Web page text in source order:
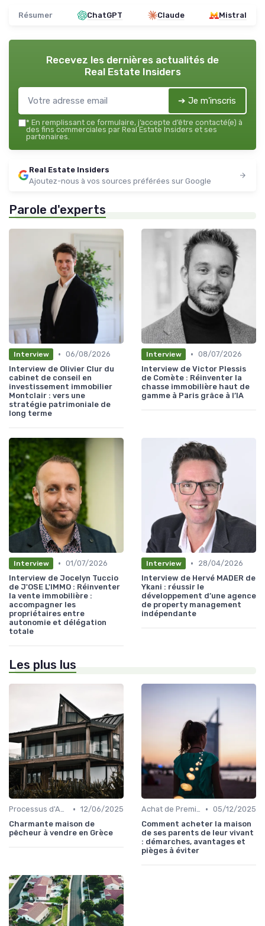
Résumer ChatGPT Claude Mistral
Recevez les dernières actualités de
Real Estate Insiders
➔ Je m'inscris
* En remplissant ce formulaire, j’accepte d’être contacté(e) à
des fins commerciales par Real Estate Insiders et ses
partenaires.
Real Estate Insiders
Ajoutez-nous à vos sources préférées sur Google
Parole d'experts
Interview • 06/08/2026
Interview de Olivier Clur du
cabinet de conseil en
investissement immobilier
Montclair : vers une
stratégie patrimoniale de
long terme
Interview • 08/07/2026
Interview de Victor Plessis
de Comète : Réinventer la
chasse immobilière haut de
gamme à Paris grâce à l’IA
Interview • 01/07/2026
Interview de Jocelyn Tuccio
de J'OSE L'IMMO : Réinventer
la vente immobilière :
accompagner les
propriétaires entre
autonomie et délégation
totale
Interview •
28/04/2026
Interview de Hervé MADER de
Ykani : réussir le
développement d’une agence
de property management
indépendante
Les plus lus
Processus d'Achat Immobilier • 12/06/2025
Charmante maison de
pêcheur à vendre en Grèce
Achat de Première Maison • 05/12/2025
Comment acheter la maison
de ses parents de leur vivant
: démarches, avantages et
pièges à éviter